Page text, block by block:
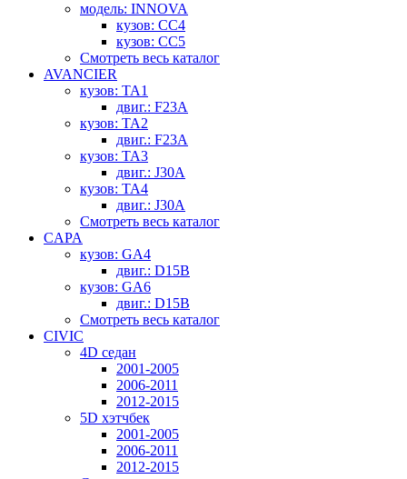
модель: INNOVA
кузов: CC4
кузов: CC5
Смотреть весь каталог
AVANCIER
кузов: TA1
двиг.: F23A
кузов: TA2
двиг.: F23A
кузов: TA3
двиг.: J30A
кузов: TA4
двиг.: J30A
Смотреть весь каталог
CAPA
кузов: GA4
двиг.: D15B
кузов: GA6
двиг.: D15B
Смотреть весь каталог
CIVIC
4D седан
2001-2005
2006-2011
2012-2015
5D хэтчбек
2001-2005
2006-2011
2012-2015